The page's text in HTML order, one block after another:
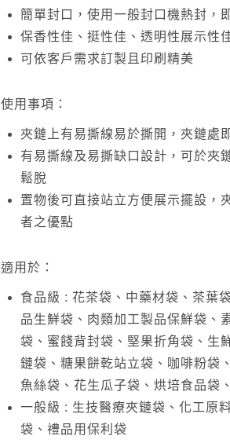
簡單封口，使用一般封口機熱封，
保香性佳、挺性佳、透明性展示性
可依客戶需求訂製且印刷精美
使用事項：
夾鏈上有易撕線易於撕開，夾鏈處
有易撕線及易撕缺口設計，可於夾
鬆脫
置物後可直接站立方便展示擺設，
者之優點
適用於：
食品級 : 花茶袋、中藥材袋、茶葉
品生鮮袋、肉類加工製品保鮮袋、
袋、蜜餞背封袋、堅果折角袋、生
鏈袋、糖果餅乾站立袋、咖啡粉袋
魚絲袋、花生瓜子袋、烘培食品袋
一般級 : 生技醫療夾鏈袋、化工原
袋、禮品用保利袋